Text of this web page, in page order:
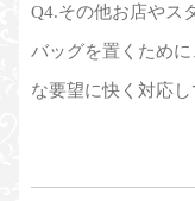
Q4.その他お店やス
バッグを置くため
な要望に快く対応